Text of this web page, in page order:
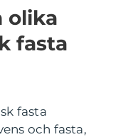
olika
fasta
fasta
och fasta,